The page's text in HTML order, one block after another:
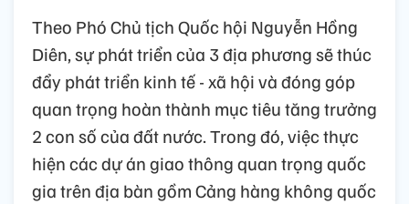
Theo Phó Chủ tịch Quốc hội Nguyễn Hồng
Diên, sự phát triển của 3 địa phương sẽ thúc
đẩy phát triển kinh tế - xã hội và đóng góp
quan trọng hoàn thành mục tiêu tăng trưởng
2 con số của đất nước. Trong đó, việc thực
hiện các dự án giao thông quan trọng quốc
gia trên địa bàn gồm Cảng hàng không quốc